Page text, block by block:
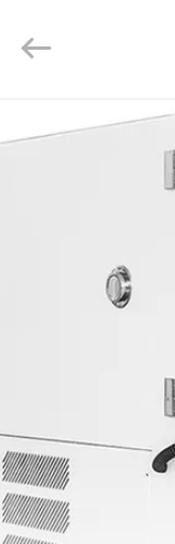
RUMAH
KONTROL
KUALITAS
Co.,